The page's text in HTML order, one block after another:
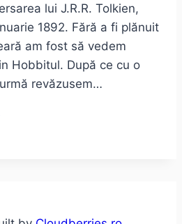
lui J.R.R. Tolkien,
1892. Fără a fi plănuit
am fost să vedem
Hobbitul. După ce cu o
revăzusem…